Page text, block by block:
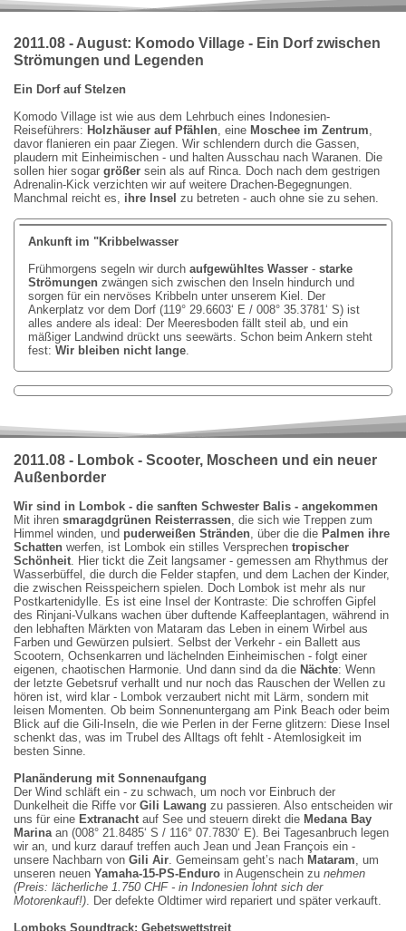
2011.08 - August: Komodo Village - Ein Dorf zwischen
Strömungen und Legenden
Ein Dorf auf Stelzen
Komodo Village ist wie aus dem Lehrbuch eines Indonesien-
Reiseführers: Holzhäuser auf Pfählen, eine Moschee im Zentrum,
davor flanieren ein paar Ziegen. Wir schlendern durch die Gassen,
plaudern mit Einheimischen - und halten Ausschau nach Waranen. Die
sollen hier sogar größer sein als auf Rinca. Doch nach dem gestrigen
Adrenalin-Kick verzichten wir auf weitere Drachen-Begegnungen.
Manchmal reicht es, ihre Insel zu betreten - auch ohne sie zu sehen.
Ankunft im "Kribbelwasser
Frühmorgens segeln wir durch aufgewühltes Wasser - starke
Strömungen zwängen sich zwischen den Inseln hindurch und
sorgen für ein nervöses Kribbeln unter unserem Kiel. Der
Ankerplatz vor dem Dorf (119° 29.6603‘ E / 008° 35.3781‘ S) ist
alles andere als ideal: Der Meeresboden fällt steil ab, und ein
mäßiger Landwind drückt uns seewärts. Schon beim Ankern steht
fest: Wir bleiben nicht lange.
2011.08 - Lombok - Scooter, Moscheen und ein neuer
Außenborder
Wir sind in Lombok - die sanften Schwester Balis - angekommen
Mit ihren smaragdgrünen Reisterrassen, die sich wie Treppen zum
Himmel winden, und puderweißen Stränden, über die die Palmen ihre
Schatten werfen, ist Lombok ein stilles Versprechen tropischer
Schönheit. Hier tickt die Zeit langsamer - gemessen am Rhythmus der
Wasserbüffel, die durch die Felder stapfen, und dem Lachen der Kinder,
die zwischen Reisspeichern spielen. Doch Lombok ist mehr als nur
Postkartenidylle. Es ist eine Insel der Kontraste: Die schroffen Gipfel
des Rinjani-Vulkans wachen über duftende Kaffeeplantagen, während in
den lebhaften Märkten von Mataram das Leben in einem Wirbel aus
Farben und Gewürzen pulsiert. Selbst der Verkehr - ein Ballett aus
Scootern, Ochsenkarren und lächelnden Einheimischen - folgt einer
eigenen, chaotischen Harmonie. Und dann sind da die Nächte: Wenn
der letzte Gebetsruf verhallt und nur noch das Rauschen der Wellen zu
hören ist, wird klar - Lombok verzaubert nicht mit Lärm, sondern mit
leisen Momenten. Ob beim Sonnenuntergang am Pink Beach oder beim
Blick auf die Gili-Inseln, die wie Perlen in der Ferne glitzern: Diese Insel
schenkt das, was im Trubel des Alltags oft fehlt - Atemlosigkeit im
besten Sinne.
Planänderung mit Sonnenaufgang
Der Wind schläft ein - zu schwach, um noch vor Einbruch der
Dunkelheit die Riffe vor Gili Lawang zu passieren. Also entscheiden wir
uns für eine Extranachtauf See und steuern direkt die Medana Bay
Marinaan (008° 21.8485‘ S / 116° 07.7830‘ E). Bei Tagesanbruch legen
wir an, und kurz darauf treffen auch Jean und Jean François ein -
unsere Nachbarn von Gili Air. Gemeinsam geht’s nach Mataram, um
unseren neuen Yamaha-15-PS-Enduro in Augenschein zu nehmen
(Preis: lächerliche 1.750 CHF - in Indonesien lohnt sich der
Motorenkauf!). Der defekte Oldtimer wird repariert und später verkauft.
Lomboks Soundtrack: Gebetswettstreit
Lomboks
Reisfelder:
Grüne
Stufen
zum
Himmel.
Arbeiter
in
schattigen
Hüten
pflanzen
im
knietiefen
Wasser,
während
der
zarte
Wellen
über
die
Terrassen
streicht.
Hier
die
Uhr
der
Natur
geduldig,
Der
Markteingang:
Ein
Tor
ins
Chaos.
Davor
ein
Meer
geparkter
Scooter
–
Indonesiens
wahre
Lebensader.
stehen
dicht
an
dicht,
als
würden
sie
flüsternd
Geschichten
erzählen.
Wer
durch
Indonesiens
Scooter-
Verkehr:
Ein
organisiertes
Chaos.
Wer
sich
dem
Strom
hingibt
wie
ein
Blatt
im
Wind,
überraschend
entspannt
durchs
Gewühl.
Widerstand
ist
zwecklos
aber
Anpassung
wird
mit
Fortbewegung